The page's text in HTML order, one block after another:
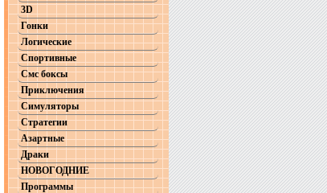
3D
Гонки
Логические
Спортивные
Смс боксы
Приключения
Симуляторы
Стратегии
Азартные
Драки
НОВОГОДНИЕ
Программы